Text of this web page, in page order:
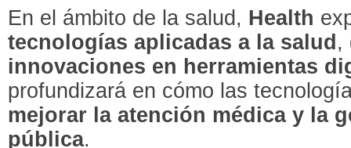
En el ámbito de la salud, Health
tecnologías aplicadas a la salud,
innovaciones en herramientas
profundizará en cómo las
mejorar la atención médica y la
pública.